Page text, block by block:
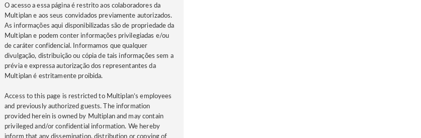
O acesso a essa página é restrito aos colaboradores da
Multiplan e aos seus convidados previamente autorizados.
As informações aqui disponibilizadas são de propriedade da
Multiplan e podem conter informações privilegiadas e/ou
de caráter confidencial. Informamos que qualquer
divulgação, distribuição ou cópia de tais informações sem a
prévia e expressa autorização dos representantes da
Multiplan é estritamente proibida.
Access to this page is restricted to Multiplan’s employees
and previously authorized guests. The information
provided herein is owned by Multiplan and may contain
privileged and/or confidential information. We hereby
inform that any dissemination, distribution or copying of